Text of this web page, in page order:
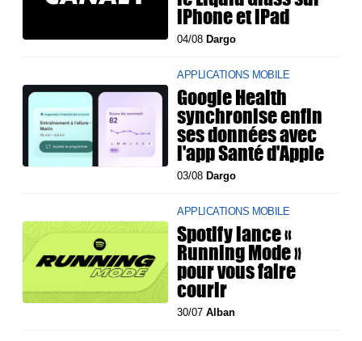
iPhone et iPad
04/08 Dargo
APPLICATIONS MOBILE
Google Health
synchronise enfin
ses données avec
l'app Santé d'Apple
03/08 Dargo
APPLICATIONS MOBILE
Spotify lance «
Running Mode »
pour vous faire
courir
30/07Alban